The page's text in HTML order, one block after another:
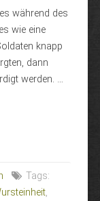
während des
wie eine
knapp
dann
werden. …
Tags:
,